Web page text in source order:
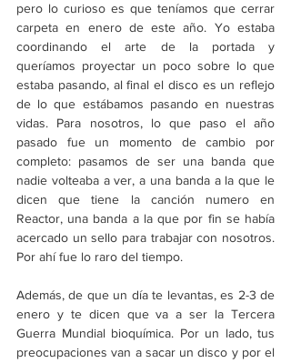
pero lo curioso es que teníamos que cerrar
carpeta en enero de este año. Yo estaba
coordinando el arte de la portada y
queríamos proyectar un poco sobre lo que
estaba pasando, al final el disco es un reflejo
de lo que estábamos pasando en nuestras
vidas. Para nosotros, lo que paso el año
pasado fue un momento de cambio por
completo: pasamos de ser una banda que
nadie volteaba a ver, a una banda a la que le
dicen que tiene la canción numero en
Reactor, una banda a la que por fin se había
acercado un sello para trabajar con nosotros.
Por ahí fue lo raro del tiempo.
Además, de que un día te levantas, es 2-3 de
enero y te dicen que va a ser la Tercera
Guerra Mundial bioquímica. Por un lado, tus
preocupaciones van a sacar un disco y por el